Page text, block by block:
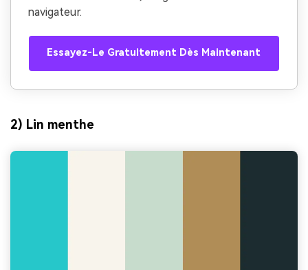
navigateur.
Essayez-Le Gratuitement Dès Maintenant
2) Lin menthe